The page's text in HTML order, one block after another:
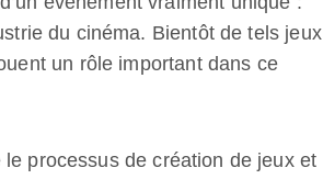
du cinéma. Bientôt de tels jeux
un rôle important dans ce
processus de création de jeux et